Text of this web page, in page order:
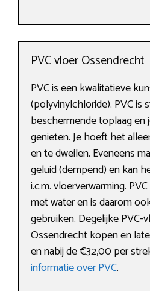
PVC vloer Ossendrecht
PVC is een kwalitatieve
(polyvinylchloride). PVC is
beschermende toplaag en
genieten. Je hoeft het
en te dweilen. Eveneens
geluid (dempend) en kan
i.c.m. vloerverwarming.
met water en is daarom
gebruiken. Degelijke PVC-
Ossendrecht kopen en
en nabij de €32,00 per
informatie over PVC.